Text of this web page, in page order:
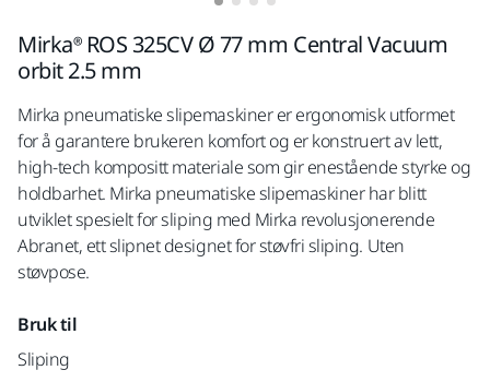
Mirka® ROS 325CV Ø 77 mm Central Vacuum
orbit 2.5 mm
Mirka pneumatiske slipemaskiner er ergonomisk utformet
for å garantere brukeren komfort og er konstruert av lett,
high-tech kompositt materiale som gir enestående styrke og
holdbarhet. Mirka pneumatiske slipemaskiner har blitt
utviklet spesielt for sliping med Mirka revolusjonerende
Abranet, ett slipnet designet for støvfri sliping. Uten
støvpose.
Bruk til
Sliping